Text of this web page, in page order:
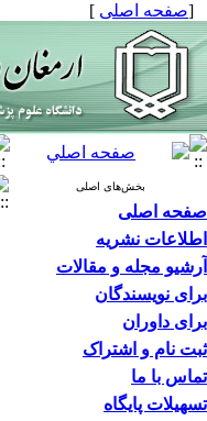
[صفحه اصلی ]
بخش‌های اصلی
صفحه اصلی
اطلاعات نشریه
آرشیو مجله و مقالات
برای نویسندگان
برای داوران
ثبت نام و اشتراک
تماس با ما
تسهیلات پایگاه